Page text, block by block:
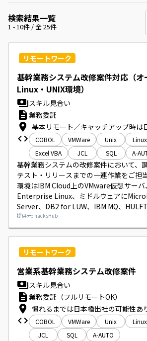
検索結果一覧
1 -10件 / 全25件
リモートワーク
基幹業務システム改修案件対応（オ
Linux・UNIX環境）
スキル見合い
業務委託
基本リモート／キャッチアップ時は
COBOL VMWare Unix Linux
Excel VBA
JCL SQL A-
基幹業務システムの改修案件において、
テスト・リリースまでの一連作業をご担
環境はIBM Cloud上のVMware仮想サー
Enterprise Linux、ミドルウェアに
Server、DB2 for LUW、IBM MQ、
語はMF-COBOL（VS COBOL II互換）です
ExcelVBAを使用する場面があります。
提供元: hacksHub
リモートワーク
営業系基幹業務システム改修案件
スキル見合い
業務委託（フルリモートOK）
慣れるまでは日本橋出社の可能性あ
COBOL VMWare Unix Linux
JCL
SQL A-AUTO